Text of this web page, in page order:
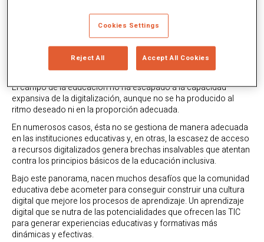
¿Cómo están integrando la cultura digital los centros
educativos?
Cultura Digital para el Aprendizaje
El campo de la educación no ha escapado a la capacidad
expansiva de la digitalización, aunque no se ha producido al
ritmo deseado ni en la proporción adecuada.
En numerosos casos, ésta no se gestiona de manera adecuada
en las instituciones educativas y, en otras, la escasez de acceso
a recursos digitalizados genera brechas insalvables que atentan
contra los principios básicos de la educación inclusiva.
Bajo este panorama, nacen muchos desafíos que la comunidad
educativa debe acometer para conseguir construir una cultura
digital que mejore los procesos de aprendizaje. Un aprendizaje
digital que se nutra de las potencialidades que ofrecen las TIC
para generar experiencias educativas y formativas más
dinámicas y efectivas.
Cookies Settings
Reject All Accept All Cookies